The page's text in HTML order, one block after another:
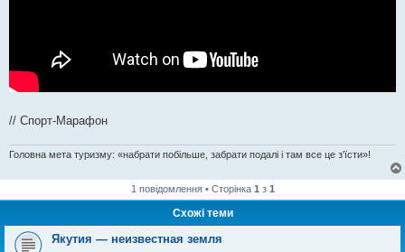
// Спорт-Марафон
Головна мета туризму: «набрати побільше, забрати подалі і там все це з'їсти»!
1 повідомлення • Сторінка 1 з 1
Схожі теми
Якутия — неизвестная земля